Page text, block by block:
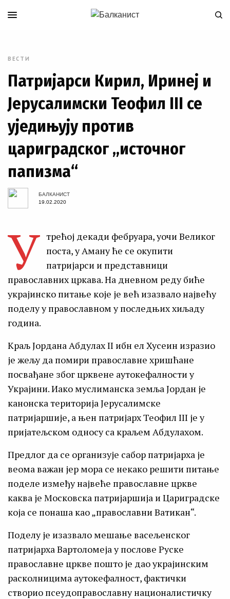
ВЕСТИ
Патријарси Кирил, Иринеј и
Јерусалимски Теофил III се
уједињују против
цариградског „источног
папизма“
БАЛКАНИСТ
19.02.2020
У трећој декади фебруара, уочи Великог
поста, у Аману ће се окупити
патријарси и представници
православних цркава. На дневном реду биће
украјинско питање које је већ изазвало највећу
поделу у православном у последњих хиљаду
година.
Краљ Јордана Абдулах II ибн ел Хусеин изразио
је жељу да помири православне хришћане
посвађане због црквене аутокефалности у
Украјини. Иако муслиманска земља Јордан је
канонска територија Јерусалимске
патријаршије, а њен патријарх Теофил III је у
пријатељском односу са краљем Абдулахом.
Предлог да се организује сабор патријарха је
веома важан јер мора се некако решити питање
поделе између највеће православне цркве
каква је Московска патријаршија и Цариградске
која се понаша као „православни Ватикан“.
Поделу је изазвало мешање васељенског
патријарха Вартоломеја у послове Руске
православне цркве пошто је дао украјинским
расколницима аутокефалност, фактички
створио псеудоправославну националистичку